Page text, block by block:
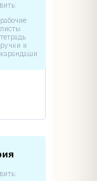
рабочие
листы
тетрадь
ручки и
карандаши